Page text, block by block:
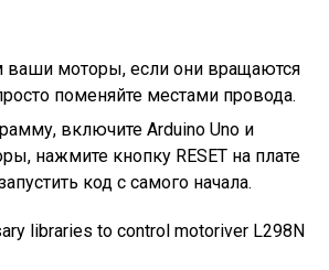
ваши моторы, если они вращаются
поменяйте местами провода.
включите Arduino Uno и
нажмите кнопку RESET на плате
код с самого начала.
libraries to control motoriver L298N